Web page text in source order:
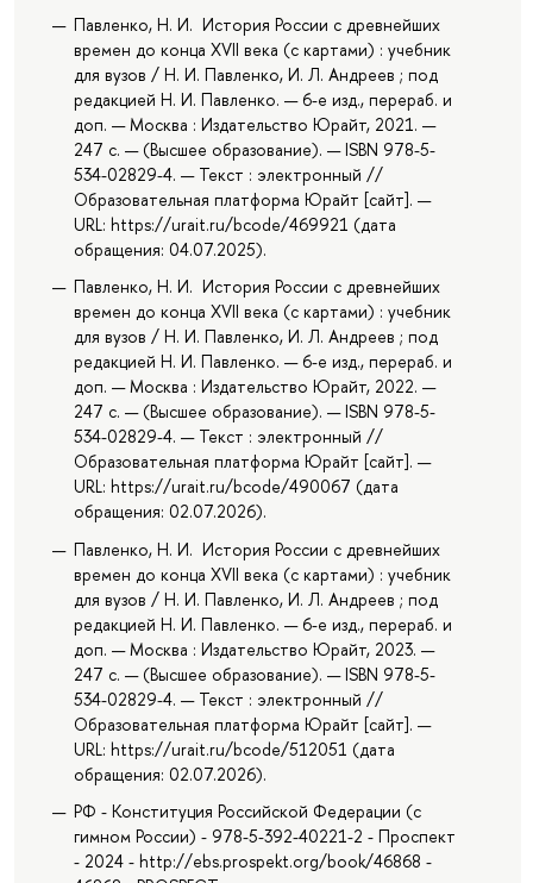
Павленко, Н. И. История России с древнейших
времен до конца XVII века (с картами) : учебник
для вузов / Н. И. Павленко, И. Л. Андреев ; под
редакцией Н. И. Павленко. — 6-е изд., перераб. и
доп. — Москва : Издательство Юрайт, 2021. —
247 с. — (Высшее образование). — ISBN 978-5-
534-02829-4. — Текст : электронный //
Образовательная платформа Юрайт [сайт]. —
URL: https://urait.ru/bcode/469921 (дата
обращения: 04.07.2025).
Павленко, Н. И. История России с древнейших
времен до конца XVII века (с картами) : учебник
для вузов / Н. И. Павленко, И. Л. Андреев ; под
редакцией Н. И. Павленко. — 6-е изд., перераб. и
доп. — Москва : Издательство Юрайт, 2022. —
247 с. — (Высшее образование). — ISBN 978-5-
534-02829-4. — Текст : электронный //
Образовательная платформа Юрайт [сайт]. —
URL: https://urait.ru/bcode/490067 (дата
обращения: 02.07.2026).
Павленко, Н. И. История России с древнейших
времен до конца XVII века (с картами) : учебник
для вузов / Н. И. Павленко, И. Л. Андреев ; под
редакцией Н. И. Павленко. — 6-е изд., перераб. и
доп. — Москва : Издательство Юрайт, 2023. —
247 с. — (Высшее образование). — ISBN 978-5-
534-02829-4. — Текст : электронный //
Образовательная платформа Юрайт [сайт]. —
URL: https://urait.ru/bcode/512051 (дата
обращения: 02.07.2026).
РФ - Конституция Российской Федерации (с
гимном России) - 978-5-392-40221-2 - Проспект
- 2024 - http://ebs.prospekt.org/book/46868 -